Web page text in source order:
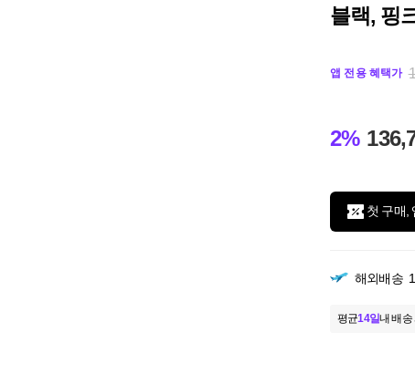
블랙, 핑
앱 전용 혜택가
2%
첫 구매,
해외배송
평균14일내 배송